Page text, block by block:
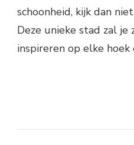
schoonheid, kijk dan
Deze unieke stad zal je
inspireren op elke hoek